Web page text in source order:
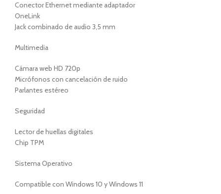
Conector Ethernet mediante adaptador
OneLink
Jack combinado de audio 3,5 mm
Multimedia
Cámara web HD 720p
Micrófonos con cancelación de ruido
Parlantes estéreo
Seguridad
Lector de huellas digitales
Chip TPM
Sistema Operativo
Compatible con Windows 10 y Windows 11